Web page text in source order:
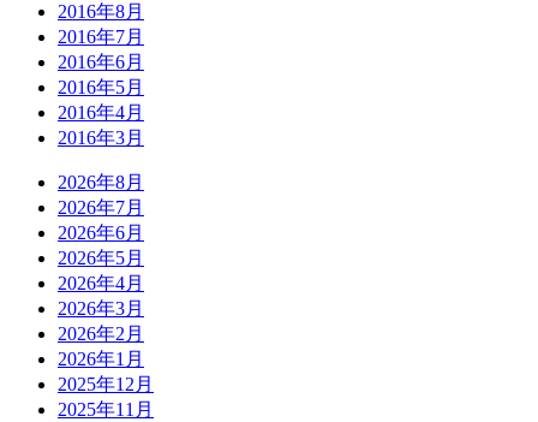
2016年8月
2016年7月
2016年6月
2016年5月
2016年4月
2016年3月
2026年8月
2026年7月
2026年6月
2026年5月
2026年4月
2026年3月
2026年2月
2026年1月
2025年12月
2025年11月